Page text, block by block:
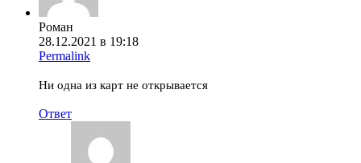
Роман
28.12.2021 в 19:18
Permalink
Ни одна из карт не открывается
Ответ